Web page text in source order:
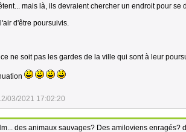
mais là, ils devraient chercher un endroit pour se
d'être poursuivis.
ne soit pas les gardes de la ville qui sont à leur
03/2021 17:02:20
des animaux sauvages? Des amiloviens